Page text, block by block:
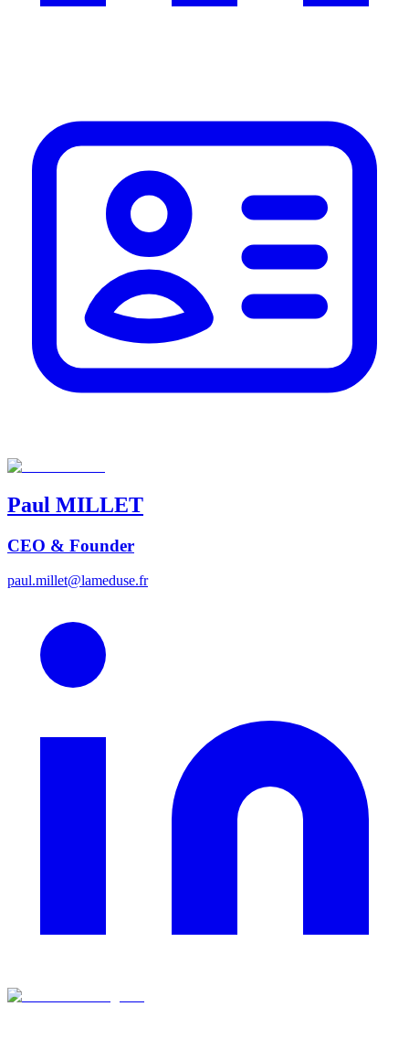
Paul MILLET
CEO & Founder
paul.millet@lameduse.fr